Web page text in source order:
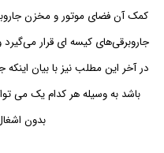
کمک آن فضای موتور و مخزن
در آخر این مطلب نیز با بیان
باشد به وسیله هر کدام یک می
بدون